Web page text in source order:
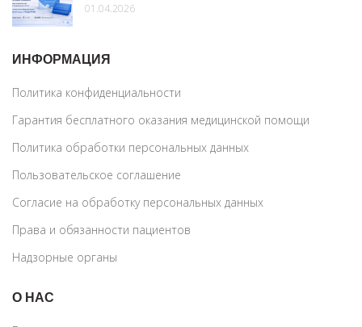
01.04.2026
ИНФОРМАЦИЯ
Политика конфиденциальности
Гарантия бесплатного оказания медицинской помощи
Политика обработки персональных данных
Пользовательское соглашение
Согласие на обработку персональных данных
Права и обязанности пациентов
Надзорные органы
О НАС